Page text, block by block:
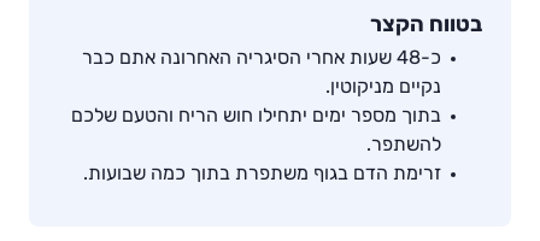
בטווח הקצר
כ-48 שעות אחרי הסיגריה האחרונה אתם כבר
נקיים מניקוטין.
בתוך מספר ימים יתחילו חוש הריח והטעם שלכם
להשתפר.
זרימת הדם בגוף משתפרת בתוך כמה שבועות.